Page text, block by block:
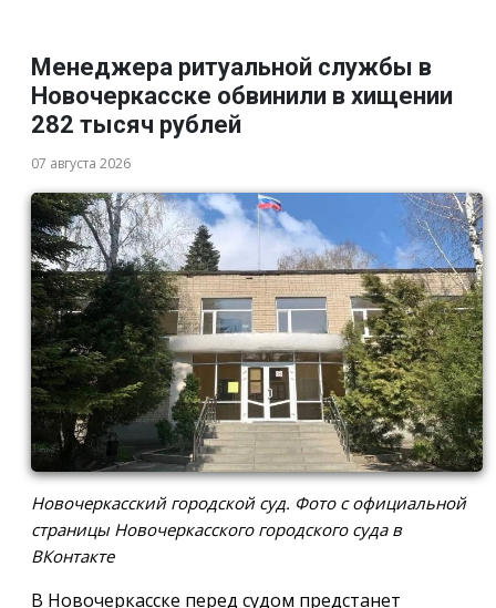
Менеджера ритуальной службы в
Новочеркасске обвинили в хищении
282 тысяч рублей
07 августа 2026
Новочеркасский городской суд. Фото с официальной
страницы Новочеркасского городского суда в
ВКонтакте
В Новочеркасске перед судом предстанет